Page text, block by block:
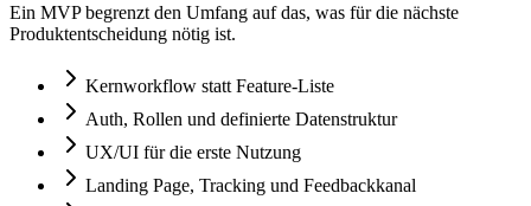
Ein MVP begrenzt den Umfang auf das, was für die nächste
Produktentscheidung nötig ist.
Kernworkflow statt Feature-Liste
Auth, Rollen und definierte Datenstruktur
UX/UI für die erste Nutzung
Landing Page, Tracking und Feedbackkanal